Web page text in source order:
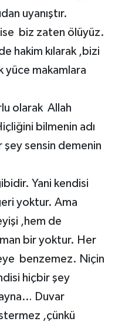
uyanıştır.
biz zaten ölüyüz.
hakim kılarak ,bizi
yüce makamlara
olarak Allah
bilmenin adı
sensin demenin
Yani kendisi
yoktur. Ama
,hem de
bir yoktur. Her
benzemez. Niçin
hiçbir şey
ayna… Duvar
,çünkü